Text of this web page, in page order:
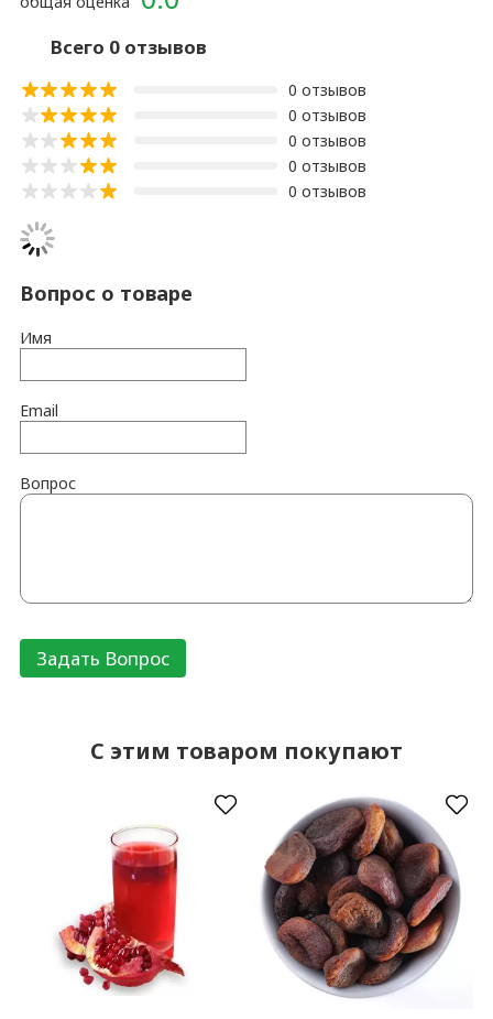
Всего 0 отзывов
0 отзывов
0 отзывов
0 отзывов
0 отзывов
0 отзывов
Вопрос о товаре
Имя
Email
Вопрос
C этим товаром покупают